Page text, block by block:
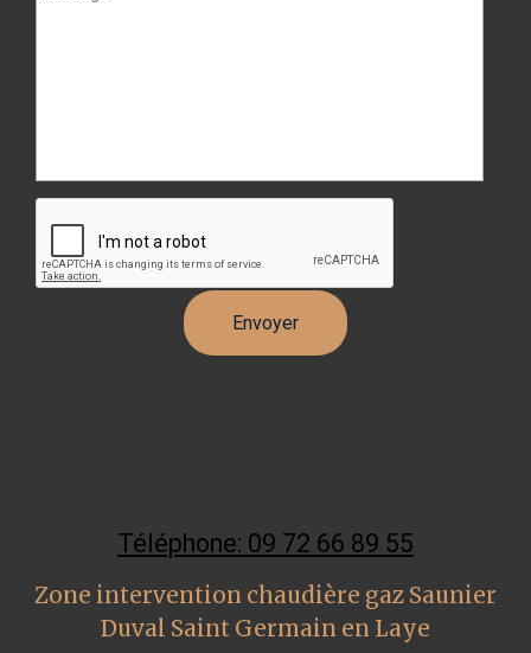
Téléphone: 09 72 66 89 55
Zone intervention chaudière gaz Saunier
Duval Saint Germain en Laye